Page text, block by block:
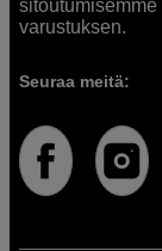
varustuksen.
Seuraa meitä: